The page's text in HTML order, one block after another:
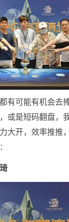
有可能有机会去
或是短码翻盘，
大开，效率推推